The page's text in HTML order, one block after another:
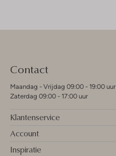
Contact
Maandag - Vrijdag 09:00 - 19:00 uur
Zaterdag 09:00 - 17:00 uur
Klantenservice
Account
Inspiratie